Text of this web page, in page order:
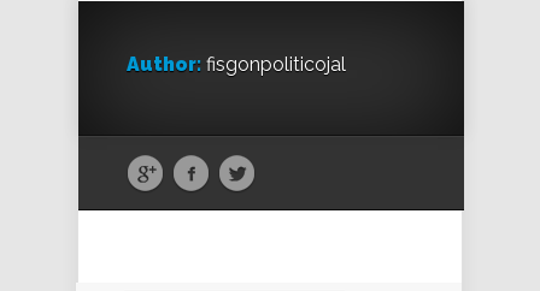
Author: fisgonpoliticojal